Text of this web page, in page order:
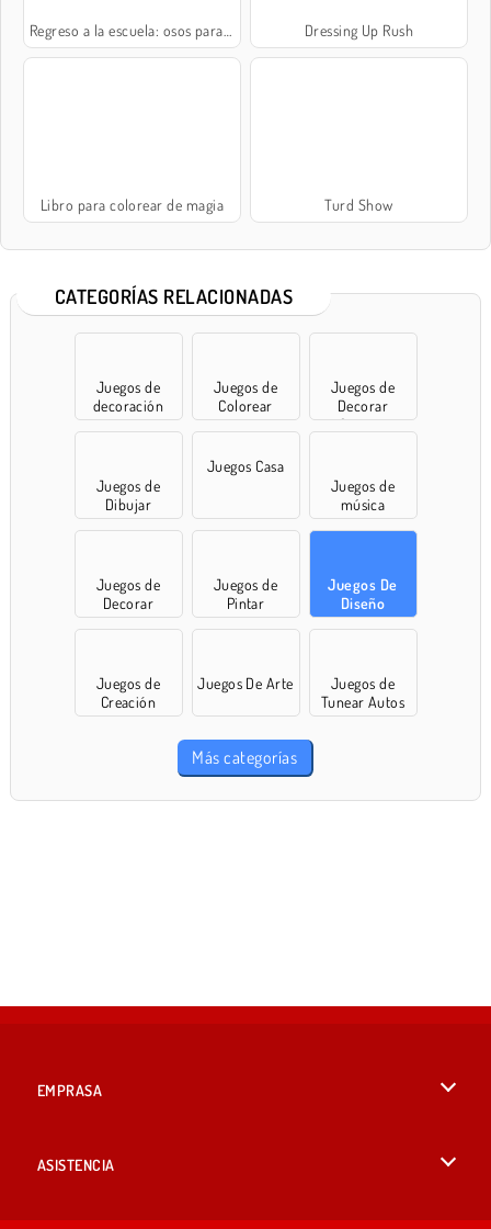
Regreso a la escuela: osos para colorear Dressing Up Rush
Libro para colorear de magia Turd Show
CATEGORÍAS RELACIONADAS
Juegos de
decoración
Juegos de
Colorear
Juegos de
Decorar
Cuartos
Juegos de
Dibujar
Juegos Casa
Juegos de
música
Juegos de
Decorar
Juegos de
Pintar
Juegos De
Diseño
Juegos de
Creación
Juegos De Arte
Juegos de
Tunear Autos
Más categorías
EMPRASA
ASISTENCIA
Ayuda